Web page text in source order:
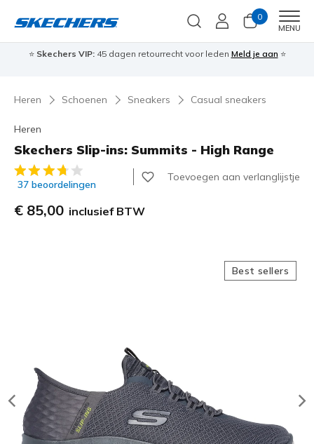
0
MENU
⭐ Skechers VIP:45 dagen retourrecht voor leden Meld je aan ⭐
Heren Schoenen Sneakers Casual sneakers
Heren
Skechers Slip-ins: Summits - High Range
5 van de 5 klantbeoordelingen
37 beoordelingen
Toevoegen aan verlanglijstje
€ 85,00 inclusief BTW
Best sellers